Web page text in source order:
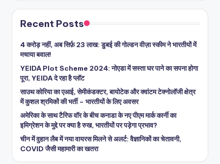
Recent Posts
4 करोड़ नहीं, अब सिर्फ़ 23 लाख: डुबई की गोल्डन वीज़ा स्कीम ने भारतीयों में
मचाया बवाल!
YEIDA Plot Scheme 2024: नोएडा में सस्ता घर पाने का सपना होगा
पूरा, YEIDA दे रहा है प्लॉट
साउथ कोरिया का एआई, सेमीकंडक्टर, बायोटेक और क्वांटम टेक्नोलॉजी क्षेत्र
में कुशल श्रमिकों की भर्ती – भारतीयों के लिए अवसर
अमेरिका के साथ टैरिफ वॉर के बीच कनाडा के नए पीएम मार्क कार्नी का
इमिग्रेशन के मुद्दे पर क्या है रुख, भारतीयों पर पड़ेगा प्रभाव?
चीन में वुहान लैब में नया वायरस मिलने से अलर्ट: वैज्ञानिकों का चेतावनी,
COVID जैसी महामारी का खतरा